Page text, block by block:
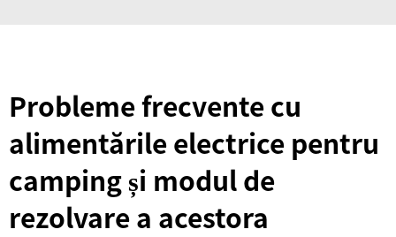
Probleme frecvente cu
alimentările electrice pentru
camping și modul de
rezolvare a acestora